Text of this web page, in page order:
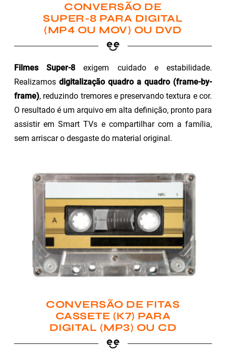
CONVERSÃO DE
SUPER-8 PARA DIGITAL
(MP4 OU MOV) OU DVD
Filmes Super-8 exigem cuidado e estabilidade.
Realizamos digitalização quadro a quadro (frame-by-
frame), reduzindo tremores e preservando textura e cor.
O resultado é um arquivo em alta definição, pronto para
assistir em Smart TVs e compartilhar com a família,
sem arriscar o desgaste do material original.
CONVERSÃO DE FITAS
CASSETE (K7) PARA
DIGITAL (MP3) OU CD